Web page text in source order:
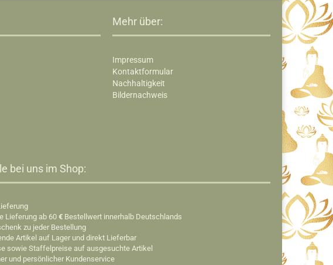
Mehr über:
Impressum
Kontaktformular
Nachhaltigkeit
Bildernachweis
bei uns im Shop:​
Lieferung ab 60 € Bestellwert innerhalb Deutschlands
zu jeder Bestellung
Artikel auf Lager und direkt Lieferbar
sowie Staffelpreise auf ausgesuchte Artikel
und persönlicher Kundenservice